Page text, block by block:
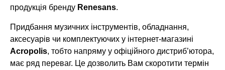
продукція бренду Renesans.
Придбання музичних інструментів, обладнання,
аксесуарів чи комплектуючих у інтернет-магазині
Acropolis, тобто напряму у офіційного дистриб’ютора,
має ряд переваг. Це дозволить Вам скоротити термін